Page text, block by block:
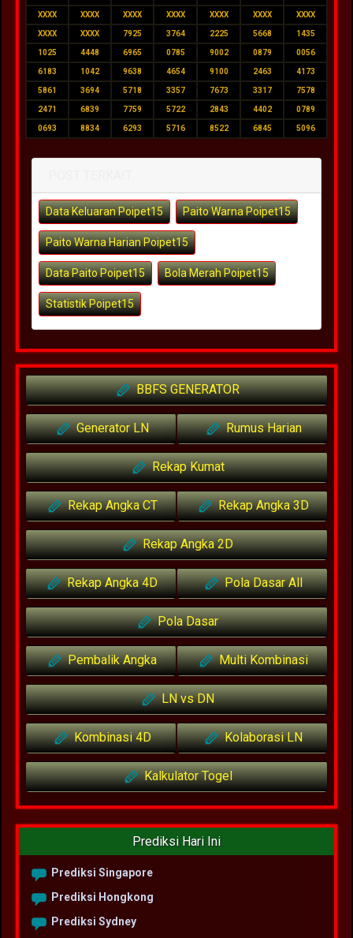
XXXX XXXX XXXX XXXX XXXX XXXX XXXX
XXXX XXXX 7925 3764 2225 5668 1435
1025 4448 6965 0785 9002 0879 0056
6183 1042 9638 4654 9100 2463 4173
5861 3694 5718 3357 7673 3317 7578
2471 6839 7759 5722 2843 4402 0789
0693 8834 6293 5716 8522 6845 5096
Data Keluaran Poipet15 Paito Warna Poipet15
Paito Warna Harian Poipet15
Data Paito Poipet15 Bola Merah Poipet15
Statistik Poipet15
BBFS GENERATOR
Generator LN Rumus Harian
Rekap Kumat
Rekap Angka CT Rekap Angka 3D
Rekap Angka 2D
Rekap Angka 4D Pola Dasar All
Pola Dasar
Pembalik Angka Multi Kombinasi
LN vs DN
Kombinasi 4D Kolaborasi LN
Kalkulator Togel
Prediksi Hari Ini
Prediksi Singapore
Prediksi Hongkong
Prediksi Sydney